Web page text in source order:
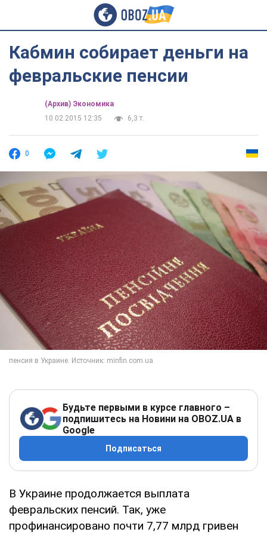
Кабмин собирает деньги на
февральские пенсии
(Архив) Экономика
10.02.2015 12:35
6,3 т.
0
Будьте первыми в курсе главного –
подпишитесь на Новини на OBOZ.UA в
Google
Подписаться
В Украине продолжается выплата
февральских пенсий. Так, уже
профинансировано почти 7,77 млрд гривен